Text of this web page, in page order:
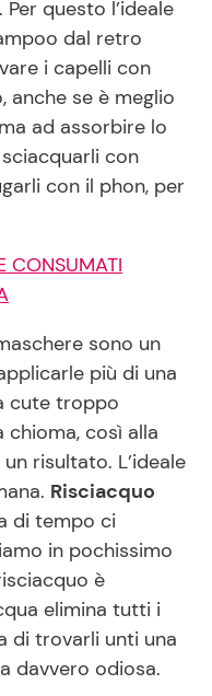
questo l’ideale
dal retro
i capelli con
anche se è meglio
ad assorbire lo
con
con il phon, per
CONSUMATI
sono un
più di una
cute troppo
così alla
risultato. L’ideale
Risciacquo
di tempo ci
in pochissimo
è
elimina tutti i
di trovarli unti una
davvero odiosa.